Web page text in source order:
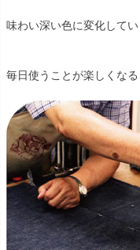
味わい深い色に変化してい
毎日使うことが楽しくな